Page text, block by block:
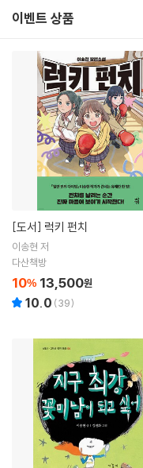
이벤트 상품
[도서] 럭키 펀치
이송현 저
다산책방
10% 13,500원
10.0 (39)